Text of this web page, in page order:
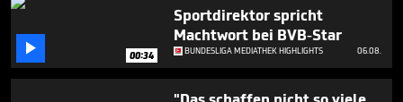
minutes,
seconds
 00:34
Sportdirektor spricht
Machtwort bei BVB-Star
BUNDESLIGA MEDIATHEK HIGHLIGHTS 06.08.